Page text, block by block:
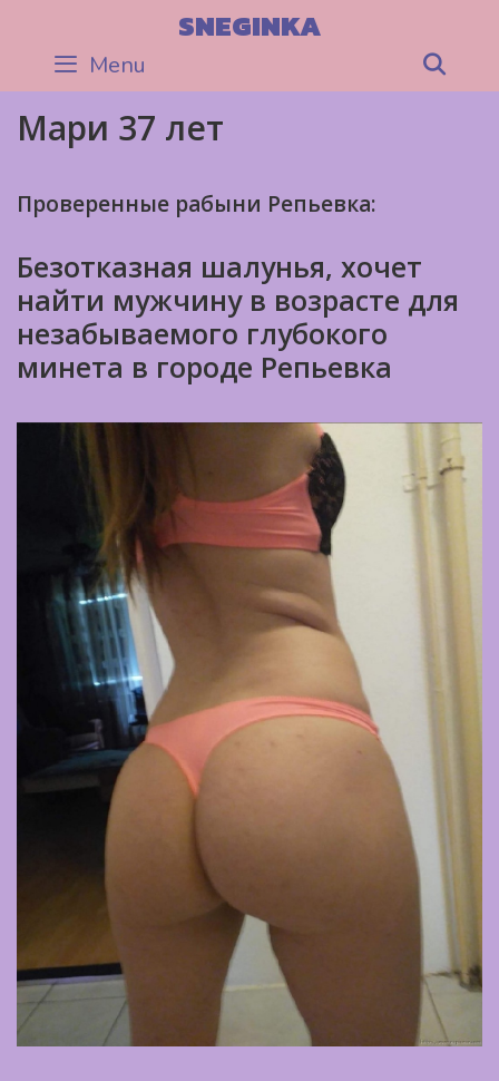
content
SNEGINKA
Menu
Мари 37 лет
Проверенные рабыни Репьевка:
Безотказная шалунья, хочет
найти мужчину в возрасте для
незабываемого глубокого
минета в городе Репьевка